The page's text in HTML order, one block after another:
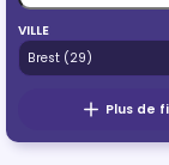
VILLE
Plus de